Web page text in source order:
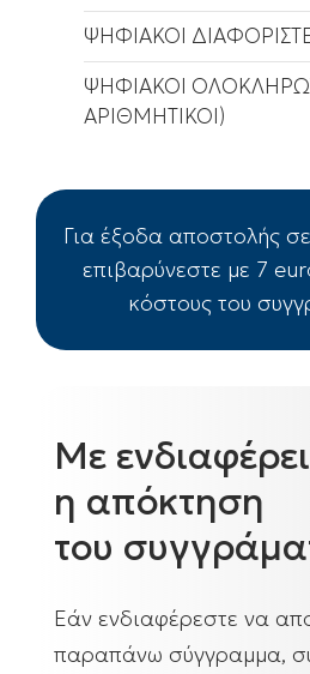
ΨΗΦΙΑΚΟΙ
ΨΗΦΙΑΚΟΙ
ΑΡΙΘΜΗΤΙΚΟΙ)
Για έξοδα αποστολής
επιβαρύνεστε με 7
κόστους του
Με ενδιαφέρει
η απόκτηση
του
Εάν ενδιαφέρεστε να
παραπάνω σύγγραμμα,